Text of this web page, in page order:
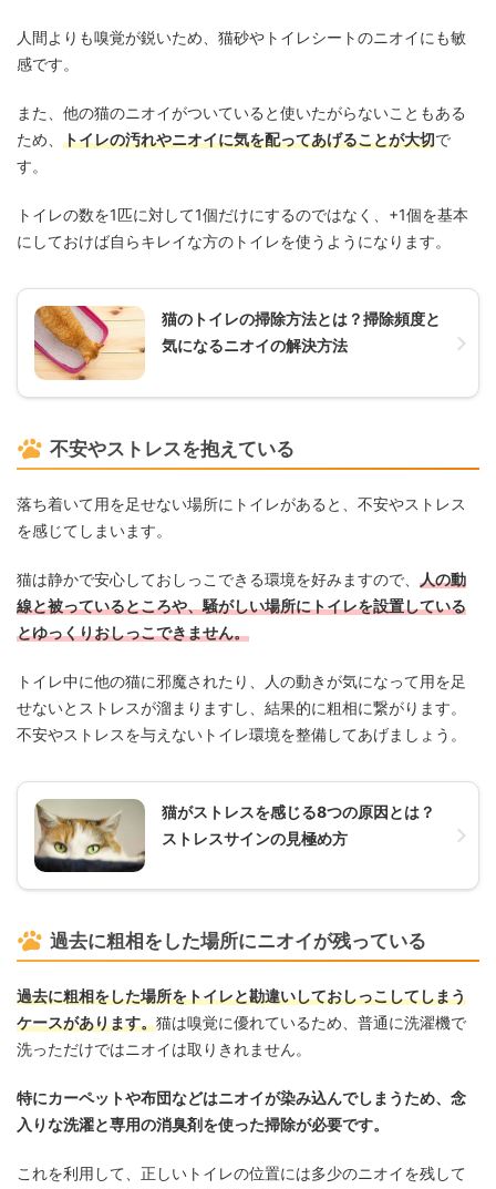
人間よりも嗅覚が鋭いため、猫砂やトイレシートのニオイにも敏
感です。
また、他の猫のニオイがついていると使いたがらないこともある
ため、 トイレの汚れやニオイに気を配ってあげることが大切で
す。
トイレの数を1匹に対して1個だけにするのではなく、+1個を基本
にしておけば自らキレイな方のトイレを使うようになります。
猫のトイレの掃除方法とは？掃除頻度と
気になるニオイの解決方法
不安やストレスを抱えている
落ち着いて用を足せない場所にトイレがあると、不安やストレス
を感じてしまいます。
猫は静かで安心しておしっこできる環境を好みますので、 人の動
線と被っているところや、騒がしい場所にトイレを設置している
とゆっくりおしっこできません。
トイレ中に他の猫に邪魔されたり、人の動きが気になって用を足
せないとストレスが溜まりますし、結果的に粗相に繋がります。
不安やストレスを与えないトイレ環境を整備してあげましょう。
猫がストレスを感じる8つの原因とは？
ストレスサインの見極め方
過去に粗相をした場所にニオイが残っている
過去に粗相をした場所をトイレと勘違いしておしっこしてしまう
ケースがあります。猫は嗅覚に優れているため、普通に洗濯機で
洗っただけではニオイは取りきれません。
特にカーペットや布団などはニオイが染み込んでしまうため、念
入りな洗濯と専用の消臭剤を使った掃除が必要です。
これを利用して、正しいトイレの位置には多少のニオイを残して